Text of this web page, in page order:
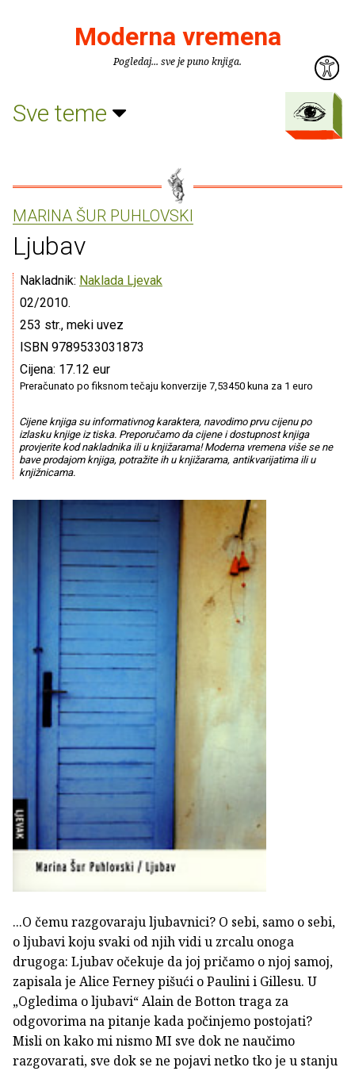
Moderna vremena
Pogledaj... sve je puno knjiga.
Sve teme
MARINA ŠUR PUHLOVSKI
Ljubav
Nakladnik: Naklada Ljevak
02/2010.
253 str., meki uvez
ISBN 9789533031873
Cijena: 17.12 eur
Preračunato po fiksnom tečaju konverzije 7,53450 kuna za 1 euro
Cijene knjiga su informativnog karaktera, navodimo prvu cijenu po
izlasku knjige iz tiska. Preporučamo da cijene i dostupnost knjiga
provjerite kod nakladnika ili u knjižarama! Moderna vremena više se ne
bave prodajom knjiga, potražite ih u knjižarama, antikvarijatima ili u
knjižnicama.
...O čemu razgovaraju ljubavnici? O sebi, samo o sebi,
o ljubavi koju svaki od njih vidi u zrcalu onoga
drugoga: Ljubav očekuje da joj pričamo o njoj samoj,
zapisala je Alice Ferney pišući o Paulini i Gillesu. U
„Ogledima o ljubavi“ Alain de Botton traga za
odgovorima na pitanje kada počinjemo postojati?
Misli on kako mi nismo MI sve dok ne naučimo
razgovarati, sve dok se ne pojavi netko tko je u stanju